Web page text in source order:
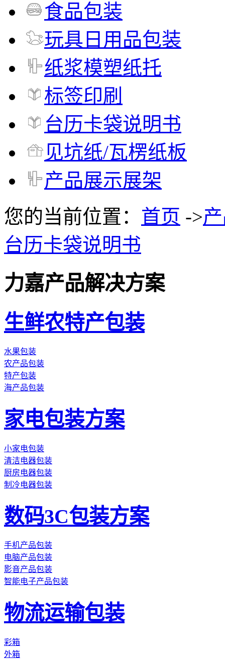
食品包装
玩具日用品包装
纸浆模塑纸托
标签印刷
台历卡袋说明书
见坑纸/瓦楞纸板
产品展示展架
您的当前位置： 首页 ->
台历卡袋说明书
力嘉产品解决方案
生鲜农特产包装
水果包装
农产品包装
特产包装
海产品包装
家电包装方案
小家电包装
清洁电器包装
厨房电器包装
制冷电器包装
数码3C包装方案
手机产品包装
电脑产品包装
影音产品包装
智能电子产品包装
物流运输包装
彩箱
外箱